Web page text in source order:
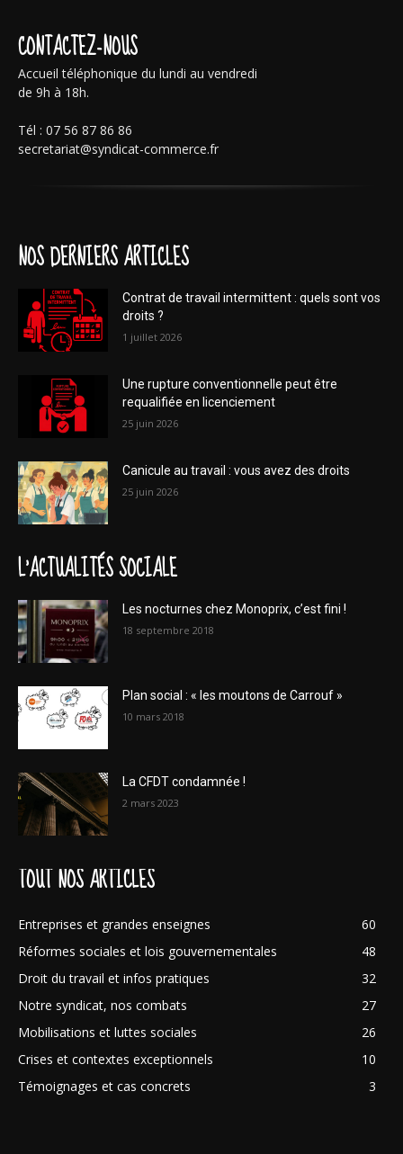
CONTACTEZ-NOUS
Accueil téléphonique du lundi au vendredi
de 9h à 18h.
Tél : 07 56 87 86 86
secretariat@syndicat-commerce.fr
NOS DERNIERS ARTICLES
Contrat de travail intermittent : quels sont vos
droits ?
1 juillet 2026
Une rupture conventionnelle peut être
requalifiée en licenciement
25 juin 2026
Canicule au travail : vous avez des droits
25 juin 2026
L'ACTUALITÉS SOCIALE
Les nocturnes chez Monoprix, c’est fini !
18 septembre 2018
Plan social : « les moutons de Carrouf »
10 mars 2018
La CFDT condamnée !
2 mars 2023
TOUT NOS ARTICLES
Entreprises et grandes enseignes
60
Réformes sociales et lois gouvernementales
48
Droit du travail et infos pratiques
32
Notre syndicat, nos combats
27
Mobilisations et luttes sociales
26
Crises et contextes exceptionnels
10
Témoignages et cas concrets
3